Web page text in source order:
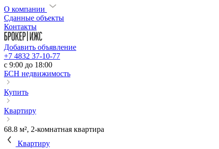
О компании
Сданные объекты
Контакты
Добавить объявление
+7 4832 37-10-77
c 9:00 до 18:00
БСН недвижимость
Купить
Квартиру
68.8 м², 2-комнатная квартира
Квартиру